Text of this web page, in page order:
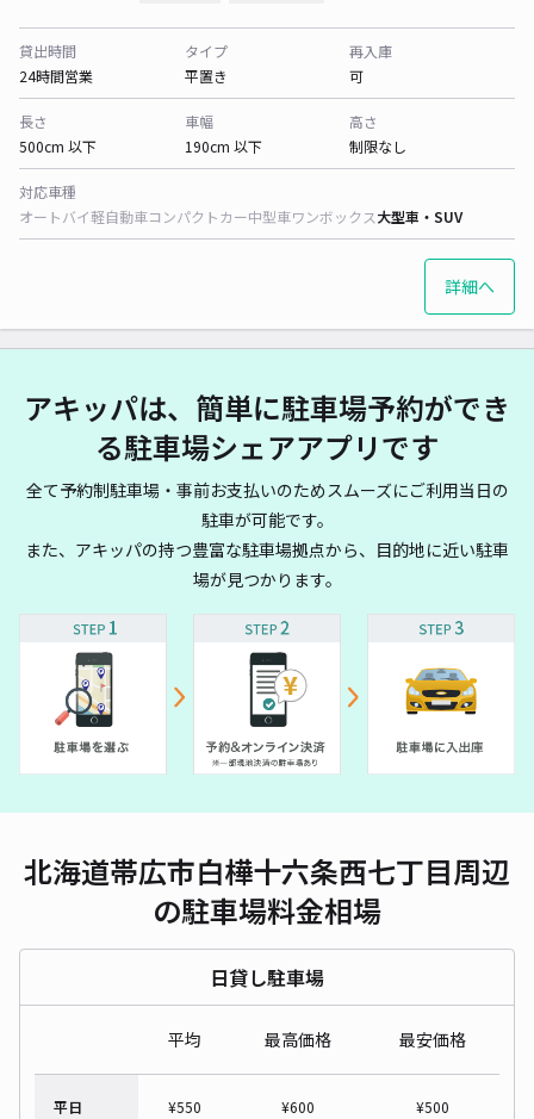
貸出時間
24時間営業
タイプ
平置き
再入庫
可
長さ
500cm 以下
車幅
190cm 以下
高さ
制限なし
対応車種
オートバイ軽自動車コンパクトカー中型車ワンボックス大型車・SUV
詳細へ
アキッパは、簡単に駐車場予約ができ
る駐車場シェアアプリです
全て予約制駐車場・事前お支払いのためスムーズにご利用当日の
駐車が可能です。
また、アキッパの持つ豊富な駐車場拠点から、目的地に近い駐車
場が見つかります。
北海道帯広市白樺十六条西七丁目周辺
の駐車場料金相場
日貸し駐車場
平均 最高価格 最安価格
平日 ¥550 ¥600 ¥500